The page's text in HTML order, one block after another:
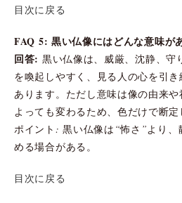
目次に戻る
FAQ 5: 黒い仏像にはどんな意味が
回答: 黒い仏像は、威厳、沈静、守
を喚起しやすく、見る人の心を引
あります。ただし意味は像の由来
よっても変わるため、色だけで断定
ポイント: 黒い仏像は“怖さ”より、
める場合がある。
目次に戻る